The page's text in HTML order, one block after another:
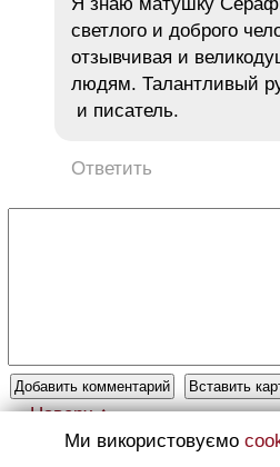
светлого и доброго
отзывчивая и
людям. Талантливый
и писатель.
Ответить
Наверх ↑
Ми використовуємо